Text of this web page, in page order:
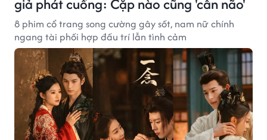
8 phim cổ trang song cường gây sốt, nam nữ chính
ngang tài phối hợp đấu trí lẫn tình cảm